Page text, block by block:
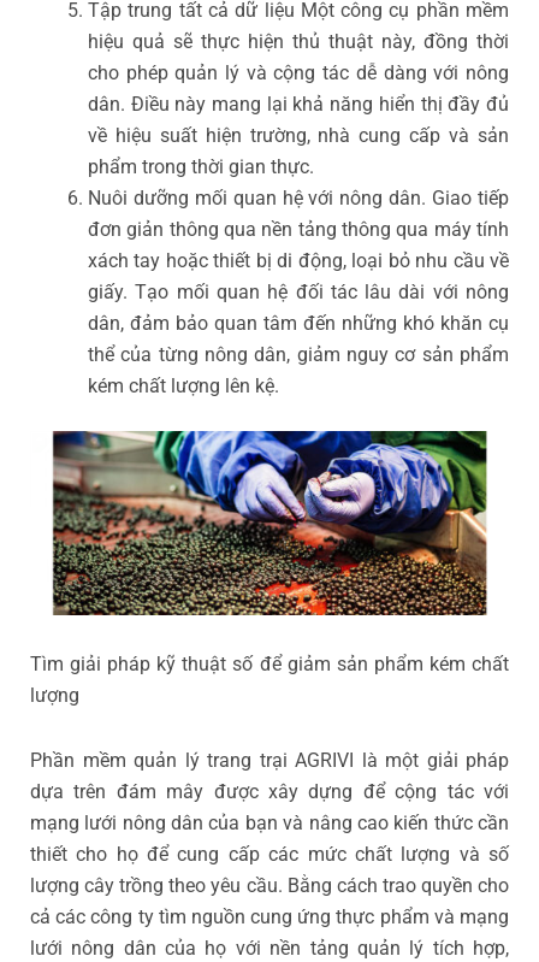
Tập trung tất cả dữ liệu Một công cụ phần mềm
hiệu quả sẽ thực hiện thủ thuật này, đồng thời
cho phép quản lý và cộng tác dễ dàng với nông
dân. Điều này mang lại khả năng hiển thị đầy đủ
về hiệu suất hiện trường, nhà cung cấp và sản
phẩm trong thời gian thực.
Nuôi dưỡng mối quan hệ với nông dân. Giao tiếp
đơn giản thông qua nền tảng thông qua máy tính
xách tay hoặc thiết bị di động, loại bỏ nhu cầu về
giấy. Tạo mối quan hệ đối tác lâu dài với nông
dân, đảm bảo quan tâm đến những khó khăn cụ
thể của từng nông dân, giảm nguy cơ sản phẩm
kém chất lượng lên kệ.
Tìm giải pháp kỹ thuật số để giảm sản phẩm kém chất
lượng
Phần mềm quản lý trang trại AGRIVI là một giải pháp
dựa trên đám mây được xây dựng để cộng tác với
mạng lưới nông dân của bạn và nâng cao kiến thức cần
thiết cho họ để cung cấp các mức chất lượng và số
lượng cây trồng theo yêu cầu. Bằng cách trao quyền cho
cả các công ty tìm nguồn cung ứng thực phẩm và mạng
lưới nông dân của họ với nền tảng quản lý tích hợp,